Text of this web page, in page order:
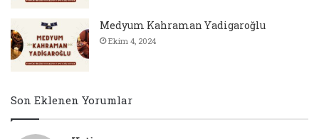
Medyum Kahraman Yadigaroğlu
Ekim 4, 2024
Son Eklenen Yorumlar